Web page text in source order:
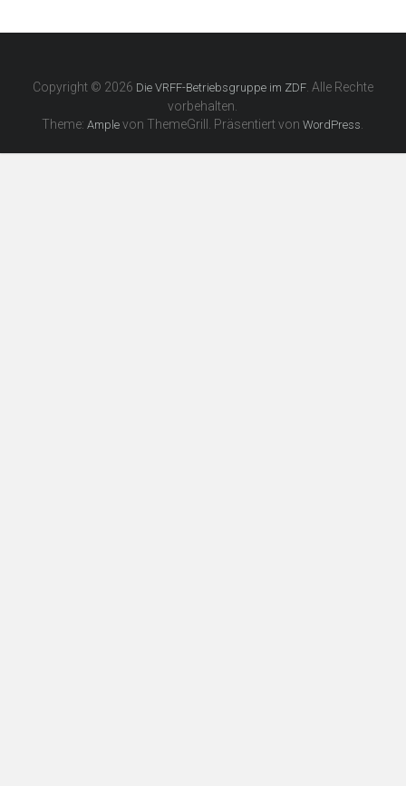
Copyright © 2026 Die VRFF-Betriebsgruppe im ZDF. Alle Rechte
vorbehalten.
Theme:Ample von ThemeGrill. Präsentiert vonWordPress